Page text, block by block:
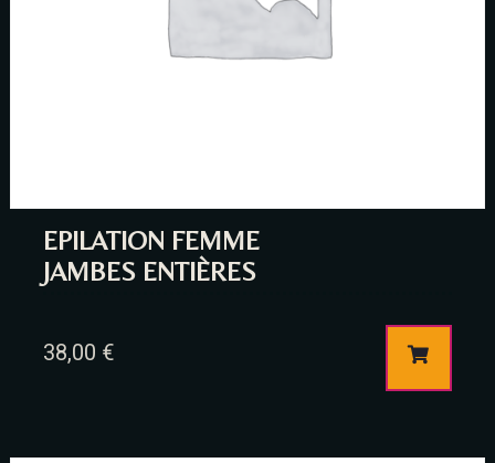
EPILATION FEMME
JAMBES ENTIÈRES
38,00 €